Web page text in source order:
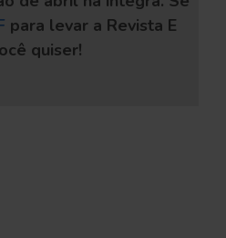
para levar a Revista E
quiser!